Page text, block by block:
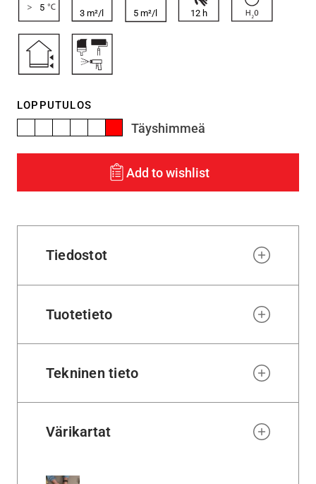
5
3 m²/l 5 m²/l 12 h
LOPPUTULOS
Täyshimmeä
Add to wishlist
Tiedostot
Tuotetieto
Tekninen tieto
Värikartat